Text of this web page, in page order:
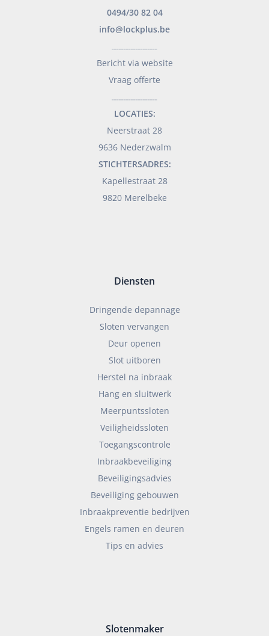
0494/30 82 04
info@lockplus.be
Bericht via website
Vraag offerte
LOCATIES:
Neerstraat 28
9636 Nederzwalm
STICHTERSADRES:
Kapellestraat 28
9820 Merelbeke
Diensten
Dringende depannage
Sloten vervangen
Deur openen
Slot uitboren
Herstel na inbraak
Hang en sluitwerk
Meerpuntssloten
Veiligheidssloten
Toegangscontrole
Inbraakbeveiliging
Beveiligingsadvies
Beveiliging gebouwen
Inbraakpreventie bedrijven
Engels ramen en deuren
Tips en advies
Slotenmaker